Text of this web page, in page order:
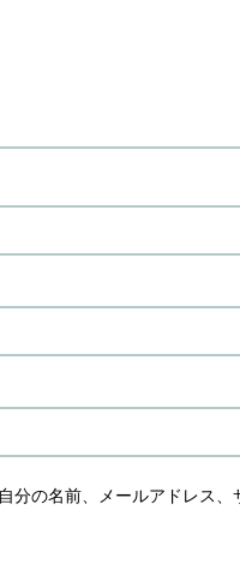
分の名前、メールアドレス、